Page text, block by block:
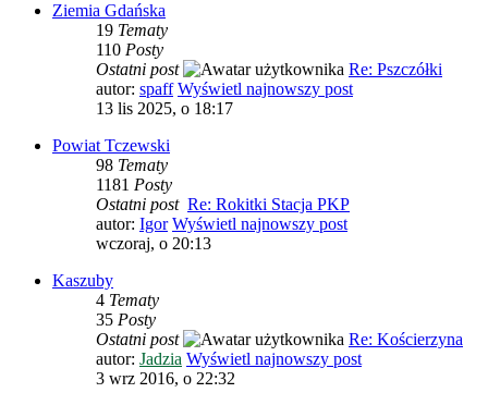
Ziemia Gdańska
19 Tematy
110 Posty
Ostatni post
Re: Pszczółki
autor: spaff Wyświetl najnowszy post
13 lis 2025, o 18:17
Powiat Tczewski
98 Tematy
1181 Posty
Ostatni post Re: Rokitki Stacja PKP
autor: Igor Wyświetl najnowszy post
wczoraj, o 20:13
Kaszuby
4 Tematy
35 Posty
Ostatni post
Re: Kościerzyna
autor: Jadzia Wyświetl najnowszy post
3 wrz 2016, o 22:32